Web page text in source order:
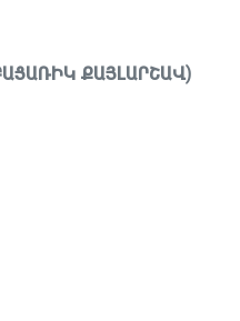
ՔԱՅԼԱՐՇԱՎ)